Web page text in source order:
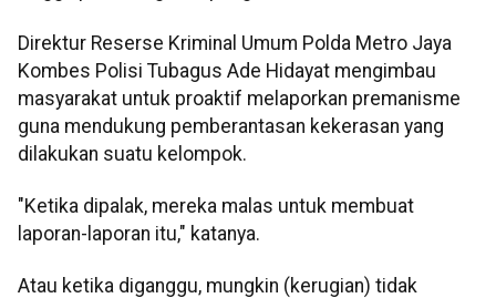
Direktur Reserse Kriminal Umum Polda Metro Jaya
Kombes Polisi Tubagus Ade Hidayat mengimbau
masyarakat untuk proaktif melaporkan premanisme
guna mendukung pemberantasan kekerasan yang
dilakukan suatu kelompok.
"Ketika dipalak, mereka malas untuk membuat
laporan-laporan itu," katanya.
Atau ketika diganggu, mungkin (kerugian) tidak